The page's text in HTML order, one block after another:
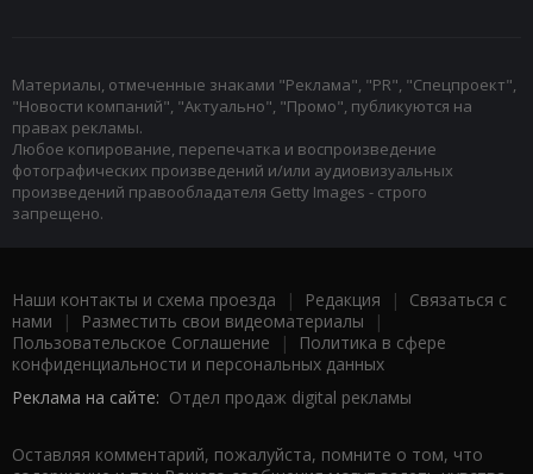
Материалы, отмеченные знаками "Реклама", "PR", "Спецпроект",
"Новости компаний", "Актуально", "Промо", публикуются на
правах рекламы.
Любое копирование, перепечатка и воспроизведение
фотографических произведений и/или аудиовизуальных
произведений правообладателя Getty Images - строго
запрещено.
Наши контакты и схема проезда | Редакция | Связаться с
нами | Разместить свои видеоматериалы |
Пользовательское Соглашение |
Политика в сфере
конфиденциальности и персональных данных
Реклама на сайте: Отдел продаж digital рекламы
Оставляя комментарий, пожалуйста, помните о том, что